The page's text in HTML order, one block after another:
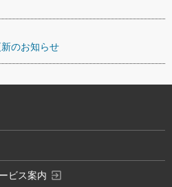
のお知らせ
ビス案内 exit_to_app